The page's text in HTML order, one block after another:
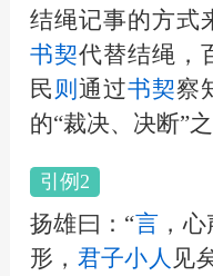
结绳记事的方式
书契代替结绳，
民 则 通过书契察
的“裁决、决断”之
引例2
扬雄曰：“言 ，
形， 君子小 人 见